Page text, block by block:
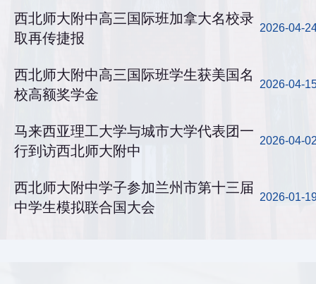
西北师大附中高三国际班加拿大名校录
取再传捷报
2026-04-
西北师大附中高三国际班学生获美国名
校高额奖学金
2026-04-
马来西亚理工大学与城市大学代表团一
行到访西北师大附中
2026-04-
西北师大附中学子参加兰州市第十三届
中学生模拟联合国大会
2026-01-